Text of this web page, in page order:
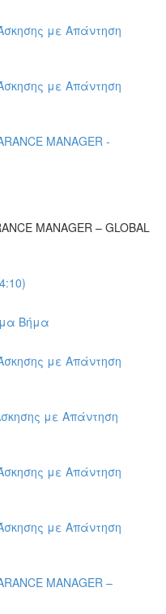
με Απάντηση
με Απάντηση
MANAGER -
MANAGER – GLOBAL
Βήμα
με Απάντηση
με Απάντηση
με Απάντηση
με Απάντηση
MANAGER –